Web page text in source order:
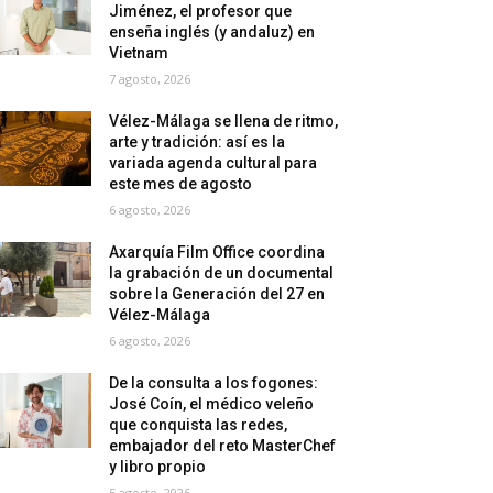
Jiménez, el profesor que
enseña inglés (y andaluz) en
Vietnam
7 agosto, 2026
Vélez-Málaga se llena de ritmo,
arte y tradición: así es la
variada agenda cultural para
este mes de agosto
6 agosto, 2026
Axarquía Film Office coordina
la grabación de un documental
sobre la Generación del 27 en
Vélez-Málaga
6 agosto, 2026
De la consulta a los fogones:
José Coín, el médico veleño
que conquista las redes,
embajador del reto MasterChef
y libro propio